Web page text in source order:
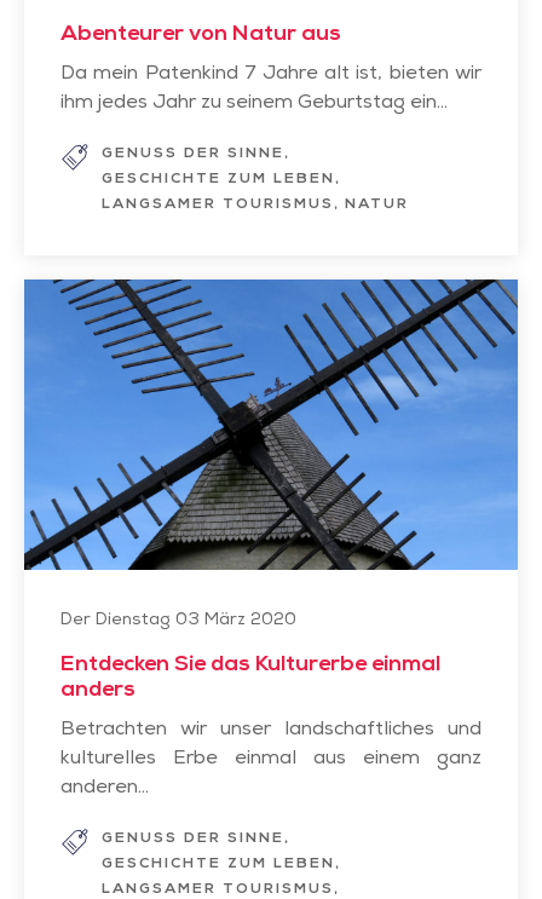
Abenteurer von Natur aus
Da mein Patenkind 7 Jahre alt ist, bieten wir
ihm jedes Jahr zu seinem Geburtstag ein...
GENUSS DER SINNE
GESCHICHTE ZUM LEBEN
LANGSAMER TOURISMUS
NATUR
Entdecken
Der Dienstag 03 März 2020
Entdecken Sie das Kulturerbe einmal
anders
Betrachten wir unser landschaftliches und
kulturelles Erbe einmal aus einem ganz
anderen...
GENUSS DER SINNE
GESCHICHTE ZUM LEBEN
LANGSAMER TOURISMUS